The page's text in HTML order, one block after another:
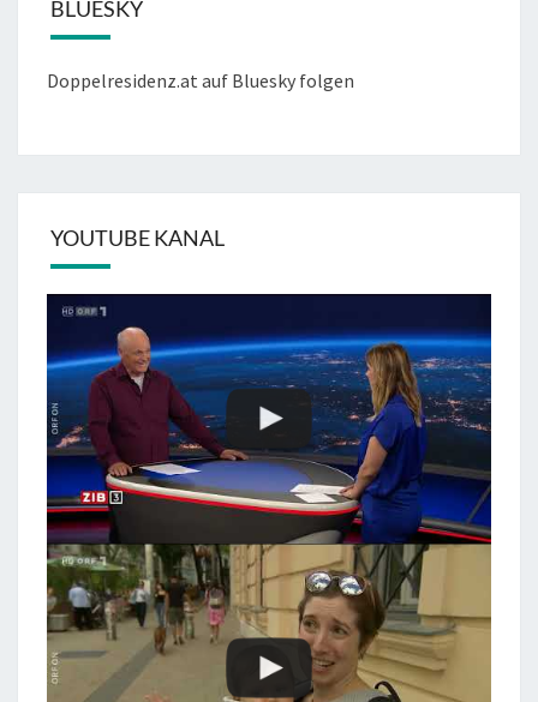
BLUESKY
Doppelresidenz.at auf Bluesky folgen
YOUTUBE KANAL